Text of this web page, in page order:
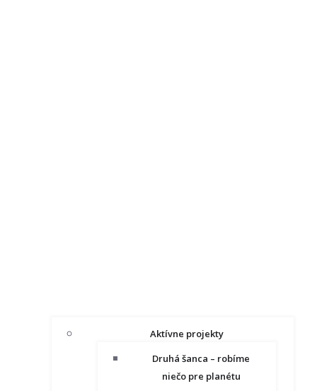
Aktívne projekty
Druhá šanca – robíme
niečo pre planétu